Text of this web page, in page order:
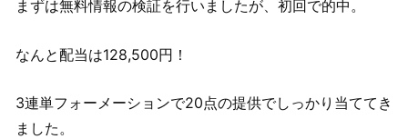
まずは無料情報の検証を行いましたが、初回で的中。
なんと配当は128,500円！
3連単フォーメーションで20点の提供でしっかり当ててき
ました。